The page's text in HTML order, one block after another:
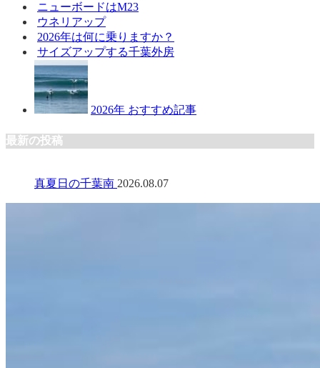
ニューボードはM23
ウネリアップ
2026年は何に乗りますか？
サイズアップする千葉外房
2026年 おすすめ記事
最新の投稿
真夏日の千葉南 2026.08.07